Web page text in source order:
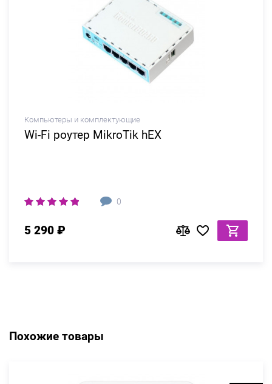
Компьютеры и комплектующие
Wi-Fi роутер MikroTik hEX
0
5 290 ₽
Похожие товары